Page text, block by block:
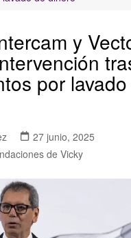
y
por
27 junio, 2025
de Vicky